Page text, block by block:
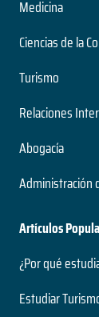
Modalidad
Duración
Nivel
Duración
Nivel
Modalidad
Magíster
Presencial
Medicina
Ciencias de la
Turismo
Relaciones
Abogacía
Administración
Artículos
¿Por qué
Estudiar